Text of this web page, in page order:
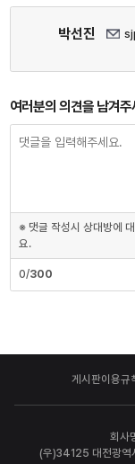
박선진
여러분의 의견을 남겨주
※ 댓글 작성시 상대방에
요.
0/300
게시판이용규
회사
(우)34125 대전광역